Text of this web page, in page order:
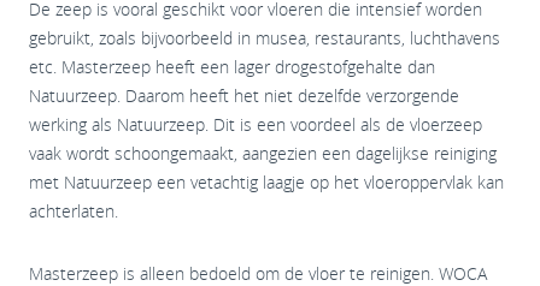
De zeep is vooral geschikt voor vloeren die intensief worden
gebruikt, zoals bijvoorbeeld in musea, restaurants, luchthavens
etc. Masterzeep heeft een lager drogestofgehalte dan
Natuurzeep. Daarom heeft het niet dezelfde verzorgende
werking als Natuurzeep. Dit is een voordeel als de vloerzeep
vaak wordt schoongemaakt, aangezien een dagelijkse reiniging
met Natuurzeep een vetachtig laagje op het vloeroppervlak kan
achterlaten.
Masterzeep is alleen bedoeld om de vloer te reinigen. WOCA